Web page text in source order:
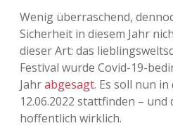
Nur
Täglicher
Wenig überraschend,
Sicherheit in diesem Jahr
dieser Art: das
Festival wurde Covid-19-
Jahrabgesagt. Es soll nun in
12.06.2022 stattfinden – und
hoffentlich wirklich.